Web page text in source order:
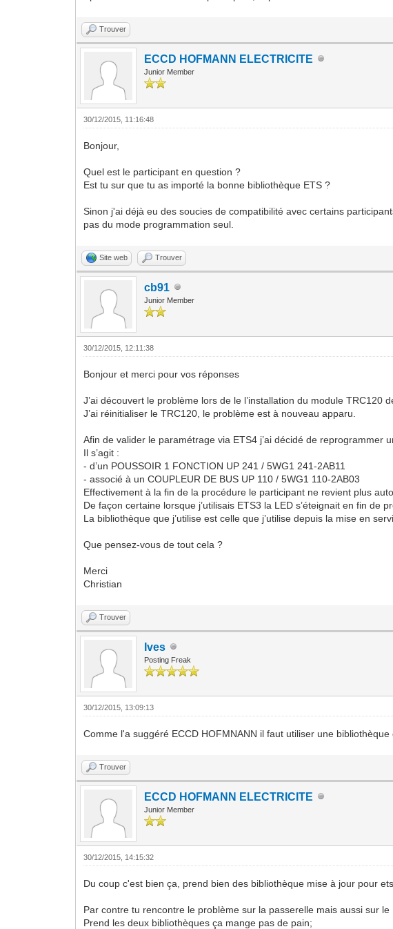
Trouver
ECCD HOFMANN ELECTRICITE
Junior Member
30/12/2015, 11:16:48
Bonjour,
Quel est le participant en question ?
Est tu sur que tu as importé la bonne bibliothèque ETS ?
Sinon j'ai déjà eu des soucies de compatibilité avec certains
pas du mode programmation seul.
Site web Trouver
cb91
Junior Member
30/12/2015, 12:11:38
Bonjour et merci pour vos réponses
J’ai découvert le problème lors de le l’installation du module TRC120
J’ai réinitialiser le TRC120, le problème est à nouveau apparu.
Afin de valider le paramétrage via ETS4 j’ai décidé de reprogrammer
Il s’agit :
- d’un POUSSOIR 1 FONCTION UP 241 / 5WG1 241-2AB11
- associé à un COUPLEUR DE BUS UP 110 / 5WG1 110-2AB03
Effectivement à la fin de la procédure le participant ne revient plus
De façon certaine lorsque j’utilisais ETS3 la LED s’éteignait en fin de
La bibliothèque que j’utilise est celle que j’utilise depuis la mise en
Que pensez-vous de tout cela ?
Merci
Christian
Trouver
Ives
Posting Freak
30/12/2015, 13:09:13
Comme l'a suggéré ECCD HOFMNANN il faut utiliser une
Trouver
ECCD HOFMANN ELECTRICITE
Junior Member
30/12/2015, 14:15:32
Du coup c'est bien ça, prend bien des bibliothèque mise à jour pour
Par contre tu rencontre le problème sur la passerelle mais aussi sur le
Prend les deux bibliothèques ça mange pas de pain;